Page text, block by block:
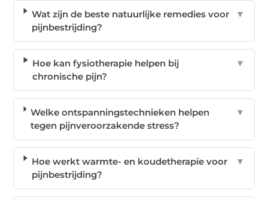
Wat zijn de beste natuurlijke remedies voor
pijnbestrijding?
▼
Hoe kan fysiotherapie helpen bij
chronische pijn?
▼
Welke ontspanningstechnieken helpen
tegen pijnveroorzakende stress?
▼
Hoe werkt warmte- en koudetherapie voor
pijnbestrijding?
▼